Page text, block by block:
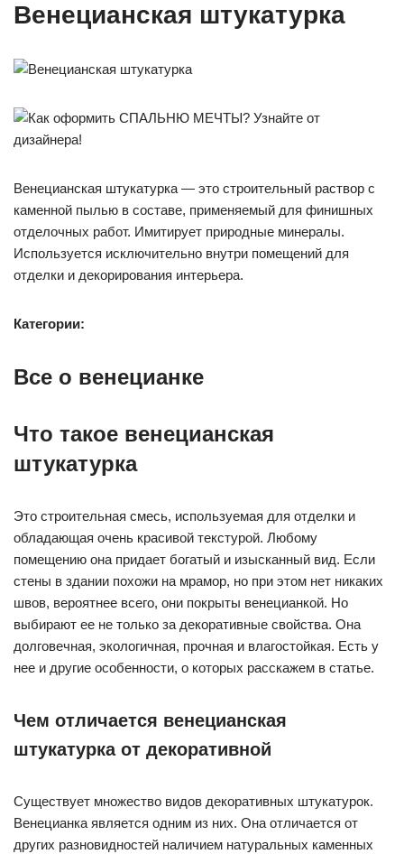
Венецианская штукатурка
Венецианская штукатурка — это строительный раствор с
каменной пылью в составе, применяемый для финишных
отделочных работ. Имитирует природные минералы.
Используется исключительно внутри помещений для
отделки и декорирования интерьера.
Категории:
Все о венецианке
Что такое венецианская
штукатурка
Это строительная смесь, используемая для отделки и
обладающая очень красивой текстурой. Любому
помещению она придает богатый и изысканный вид. Если
стены в здании похожи на мрамор, но при этом нет никаких
швов, вероятнее всего, они покрыты венецианкой. Но
выбирают ее не только за декоративные свойства. Она
долговечная, экологичная, прочная и влагостойкая. Есть у
нее и другие особенности, о которых расскажем в статье.
Чем отличается венецианская
штукатурка от декоративной
Существует множество видов декоративных штукатурок.
Венецианка является одним из них. Она отличается от
других разновидностей наличием натуральных каменных